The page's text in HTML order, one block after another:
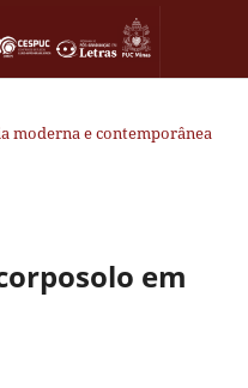
moderna e contemporânea
em